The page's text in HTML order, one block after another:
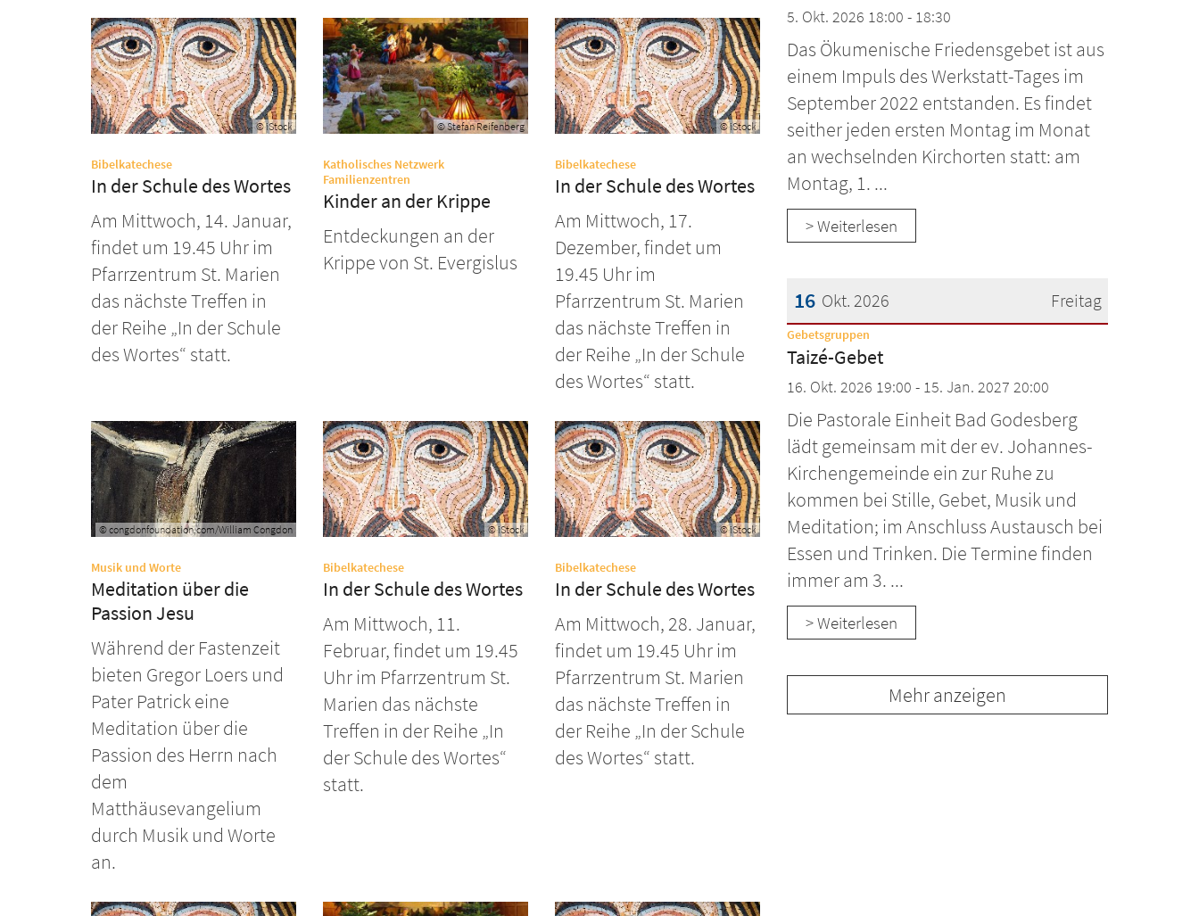
© iStock
Bibelkatechese:
In der Schule des Wortes
Am Mittwoch, 14. Januar,
findet um 19.45 Uhr im
Pfarrzentrum St. Marien
das nächste Treffen in
der Reihe „In der Schule
des Wortes“ statt.
© Stefan Reifenberg
Katholisches Netzwerk
Familienzentren:
Kinder an der Krippe
Entdeckungen an der
Krippe von St. Evergislus
© iStock
Bibelkatechese:
In der Schule des Wortes
Am Mittwoch, 17.
Dezember, findet um
19.45 Uhr im
Pfarrzentrum St. Marien
das nächste Treffen in
der Reihe „In der Schule
des Wortes“ statt.
© congdonfoundation.com/William Congdon
Musik und Worte:
Meditation über die
Passion Jesu
Während der Fastenzeit
bieten Gregor Loers und
Pater Patrick eine
Meditation über die
Passion des Herrn nach
dem
Matthäusevangelium
durch Musik und Worte
an.
© iStock
Bibelkatechese:
In der Schule des Wortes
Am Mittwoch, 11.
Februar, findet um 19.45
Uhr im Pfarrzentrum St.
Marien das nächste
Treffen in der Reihe „In
der Schule des Wortes“
statt.
© iStock
Bibelkatechese:
In der Schule des Wortes
Am Mittwoch, 28. Januar,
findet um 19.45 Uhr im
Pfarrzentrum St. Marien
das nächste Treffen in
der Reihe „In der Schule
des Wortes“ statt.
5. Okt. 2026 18:00 - 18:30
Das Ökumenische Friedensgebet ist aus
einem Impuls des Werkstatt-Tages im
September 2022 entstanden. Es findet
seither jeden ersten Montag im Monat
an wechselnden Kirchorten statt: am
Montag, 1. ...
> Weiterlesen
Freitag
16 Okt. 2026
Datum: 16. Oktober 2026
Gebetsgruppen
Taizé-Gebet
16. Okt. 2026 19:00 - 15. Jan. 2027 20:00
Die Pastorale Einheit Bad Godesberg
lädt gemeinsam mit der ev. Johannes-
Kirchengemeinde ein zur Ruhe zu
kommen bei Stille, Gebet, Musik und
Meditation; im Anschluss Austausch bei
Essen und Trinken. Die Termine finden
immer am 3. ...
> Weiterlesen
Mehr anzeigen